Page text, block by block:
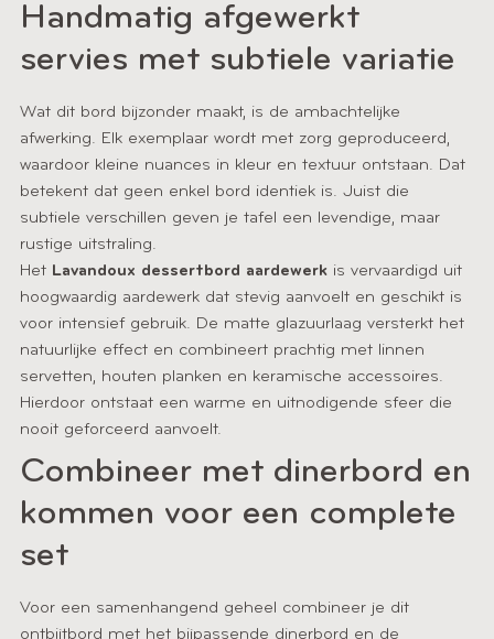
Handmatig afgewerkt
servies met subtiele variatie
Wat dit bord bijzonder maakt, is de ambachtelijke
afwerking. Elk exemplaar wordt met zorg geproduceerd,
waardoor kleine nuances in kleur en textuur ontstaan. Dat
betekent dat geen enkel bord identiek is. Juist die
subtiele verschillen geven je tafel een levendige, maar
rustige uitstraling.
Het Lavandoux dessertbord aardewerk is vervaardigd uit
hoogwaardig aardewerk dat stevig aanvoelt en geschikt is
voor intensief gebruik. De matte glazuurlaag versterkt het
natuurlijke effect en combineert prachtig met linnen
servetten, houten planken en keramische accessoires.
Hierdoor ontstaat een warme en uitnodigende sfeer die
nooit geforceerd aanvoelt.
Combineer met dinerbord en
kommen voor een complete
set
Voor een samenhangend geheel combineer je dit
ontbijtbord met het bijpassende dinerbord en de